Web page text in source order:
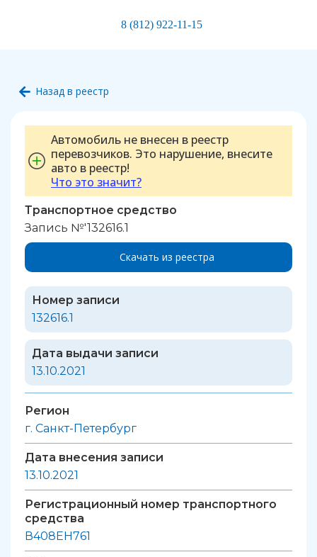
8 (812) 922-11-15
Назад в реестр
Автомобиль не внесен в реестр
перевозчиков. Это нарушение, внесите
авто в реестр!
Что это значит?
Транспортное средство
Запись №'132616.1
Скачать из реестра
Номер записи
132616.1
Дата выдачи записи
13.10.2021
Регион
г. Санкт-Петербург
Дата внесения записи
13.10.2021
Регистрационный номер транспортного
средства
В408ЕН761